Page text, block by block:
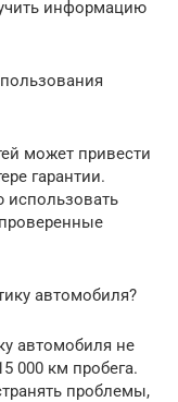
информацию
может привести
гарантии.
использовать
автомобиля?
автомобиля не
000 км пробега.
проблемы,